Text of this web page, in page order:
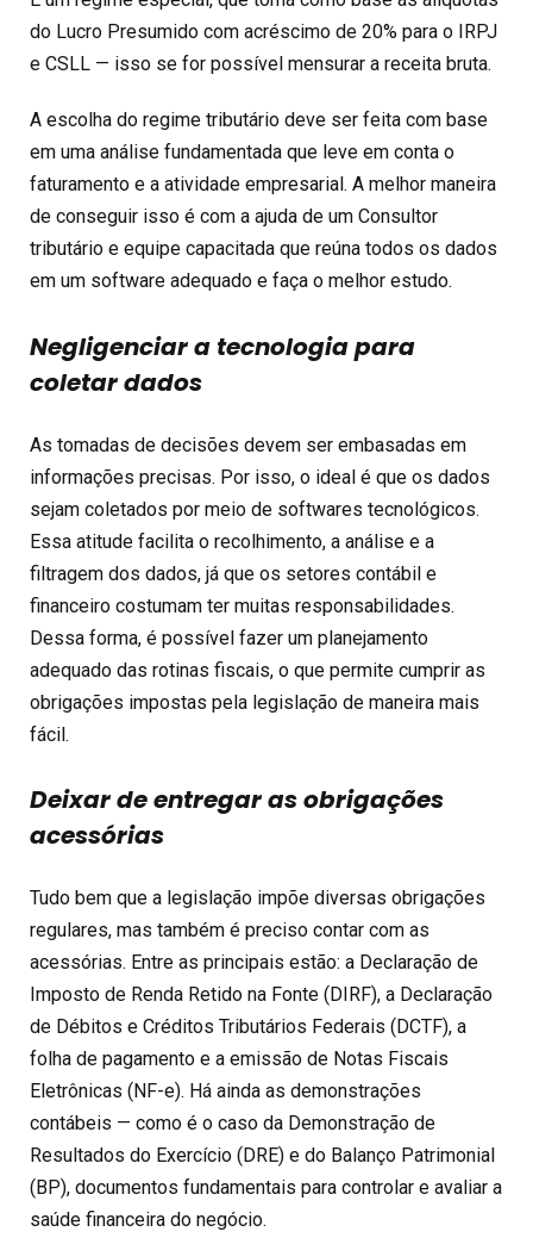
do Lucro Presumido com acréscimo de 20% para o IRPJ
e CSLL — isso se for possível mensurar a receita bruta.
A escolha do regime tributário deve ser feita com base
em uma análise fundamentada que leve em conta o
faturamento e a atividade empresarial. A melhor maneira
de conseguir isso é com a ajuda de um Consultor
tributário e equipe capacitada que reúna todos os dados
em um software adequado e faça o melhor estudo.
Negligenciar a tecnologia para
coletar dados
As tomadas de decisões devem ser embasadas em
informações precisas. Por isso, o ideal é que os dados
sejam coletados por meio de softwares tecnológicos.
Essa atitude facilita o recolhimento, a análise e a
filtragem dos dados, já que os setores contábil e
financeiro costumam ter muitas responsabilidades.
Dessa forma, é possível fazer um planejamento
adequado das rotinas fiscais, o que permite cumprir as
obrigações impostas pela legislação de maneira mais
fácil.
Deixar de entregar as obrigações
acessórias
Tudo bem que a legislação impõe diversas obrigações
regulares, mas também é preciso contar com as
acessórias. Entre as principais estão: a Declaração de
Imposto de Renda Retido na Fonte (DIRF), a Declaração
de Débitos e Créditos Tributários Federais (DCTF), a
folha de pagamento e a emissão de Notas Fiscais
Eletrônicas (NF-e). Há ainda as demonstrações
contábeis — como é o caso da Demonstração de
Resultados do Exercício (DRE) e do Balanço Patrimonial
(BP), documentos fundamentais para controlar e avaliar a
saúde financeira do negócio.